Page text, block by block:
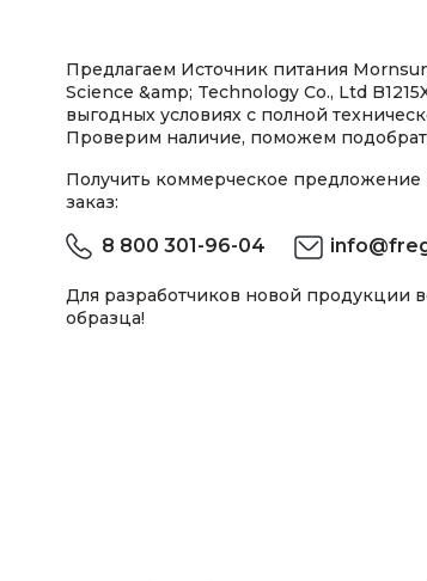
Предлагаем Источник питания
Science &amp; Technology Co., Ltd
выгодных условиях с полной
Проверим наличие, поможем
Получить коммерческое
заказ:
8 800 301-96-04
Для разработчиков новой продукции
образца!